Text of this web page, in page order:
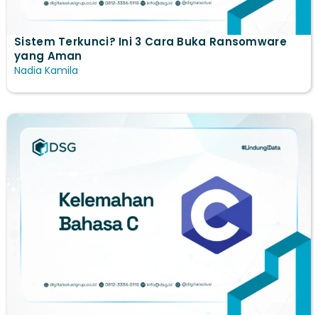
Sistem Terkunci? Ini 3 Cara Buka Ransomware
yang Aman
Nadia Kamila